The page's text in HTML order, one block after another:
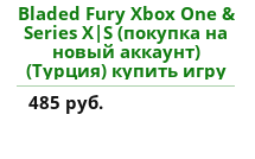
Bladed Fury Xbox One &
Series X|S (покупка на
новый аккаунт)
(Турция) купить игру
485 руб.